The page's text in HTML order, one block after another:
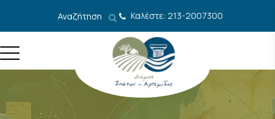
Αναζήτηση Καλέστε: 213-2007300